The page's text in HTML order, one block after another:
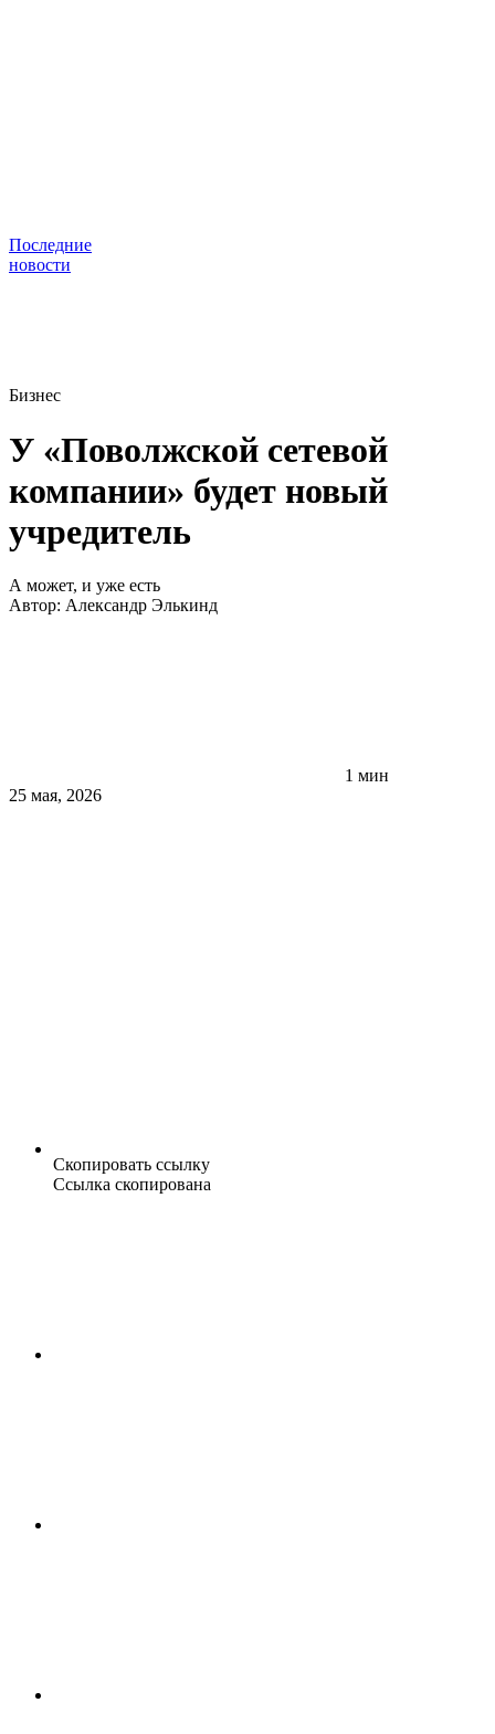
Последние
новости
Бизнес
У «Поволжской сетевой
компании» будет новый
учредитель
А может, и уже есть
Автор: Александр Элькинд
1 мин
25 мая, 2026
Скопировать ссылку
Ссылка скопирована